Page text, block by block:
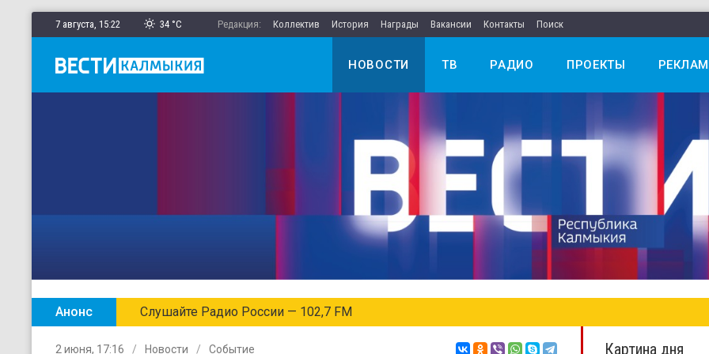
7 августа, 15:22 34 °C Редакция: Коллектив История Награды Вакансии Контакты Поиск
НОВОСТИ ТВ РАДИО ПРОЕКТЫ
Анонс Слушайте Радио России — 102,7 FM
2 июня, 17:16 Новости Событие Картина дня